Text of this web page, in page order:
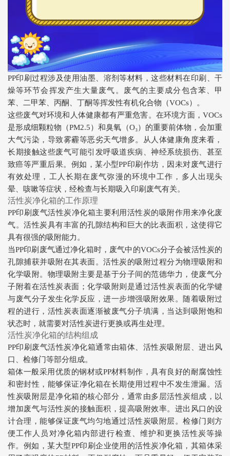
PP印刷过程涉及使用油墨、溶剂等材料，这些材料在印刷、干
燥等环节会挥发产生大量废气。废气的主要成分包含苯、甲
苯、二甲苯、丙酮、丁酮等挥发性有机化合物（VOCs）。
这些废气对环境和人体健康都有严重危害。在环境方面，VOCs
是形成细颗粒物（PM2.5）和臭氧（O₃）的重要前体物，会加重
大气污染，导致雾霾等恶劣天气增多。从人体健康角度来看，
长期接触这些废气可能引发呼吸道疾病、神经系统损伤、甚至
致癌等严重后果。例如，某小型PP印刷作坊，因未对废气进行
有效处理，工人长期在废气弥漫的环境中工作，多人出现头
晕、咳嗽等症状，经检查与长期吸入印刷废气有关。
活性炭净化箱的工作原理
PP印刷废气活性炭净化箱主要利用活性炭的吸附作用来净化废
气。活性炭具有丰富的孔隙结构和巨大的比表面积，这使得它
具有很强的吸附能力。
当PP印刷废气通过净化箱时，废气中的VOCs分子会被活性炭的
孔隙捕获并吸附在其表面。活性炭的吸附过程分为物理吸附和
化学吸附。物理吸附主要是基于分子间的范德华力，使废气分
子附着在活性炭表面；化学吸附则是通过活性炭表面的化学键
与废气分子发生化学反应，进一步增强吸附效果。随着吸附过
程的进行，活性炭表面逐渐被废气分子填满，当达到吸附饱和
状态时，就需要对活性炭进行更换或再生处理。
活性炭净化箱的结构组成
PP印刷废气活性炭净化箱通常由箱体、活性炭吸附层、进出风
口、检修门等部分组成。
箱体一般采用优质的钢材或PP材料制作，具有良好的耐腐蚀性
和密封性，能够保证净化箱在长期使用过程中不发生泄漏。活
性炭吸附层是净化箱的核心部分，通常由多层活性炭组成，以
增加废气与活性炭的接触面积，提高吸附效率。进出风口的设
计合理，能够保证废气均匀地通过活性炭吸附层。检修门则方
便工作人员对净化箱内部进行检查、维护和更换活性炭等操
作。例如，某大型PP印刷企业使用的活性炭净化箱，其箱体采